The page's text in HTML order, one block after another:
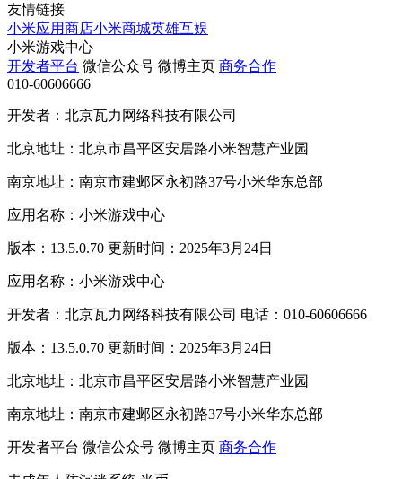
友情链接
小米应用商店小米商城英雄互娱
小米游戏中心
开发者平台 微信公众号 微博主页 商务合作
010-60606666
开发者：北京瓦力网络科技有限公司
北京地址：北京市昌平区安居路小米智慧产业园
南京地址：南京市建邺区永初路37号小米华东总部
应用名称：小米游戏中心
版本：13.5.0.70 更新时间：2025年3月24日
应用名称：小米游戏中心
开发者：北京瓦力网络科技有限公司 电话：010-60606666
版本：13.5.0.70 更新时间：2025年3月24日
北京地址：北京市昌平区安居路小米智慧产业园
南京地址：南京市建邺区永初路37号小米华东总部
开发者平台 微信公众号 微博主页 商务合作